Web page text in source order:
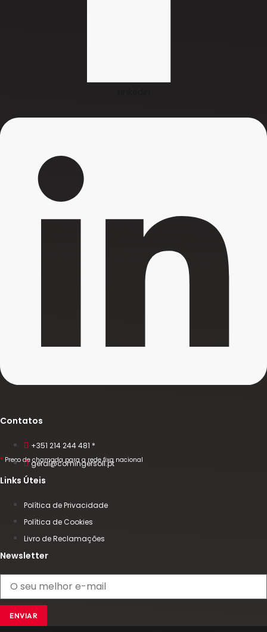
Contatos
+351 214 244 481 *
* Preço de chamada para a rede fixa nacional
geral@comingersoll.pt
Links Úteis
Política de Privacidade
Política de Cookies
Livro de Reclamações
Newsletter
ENVIAR